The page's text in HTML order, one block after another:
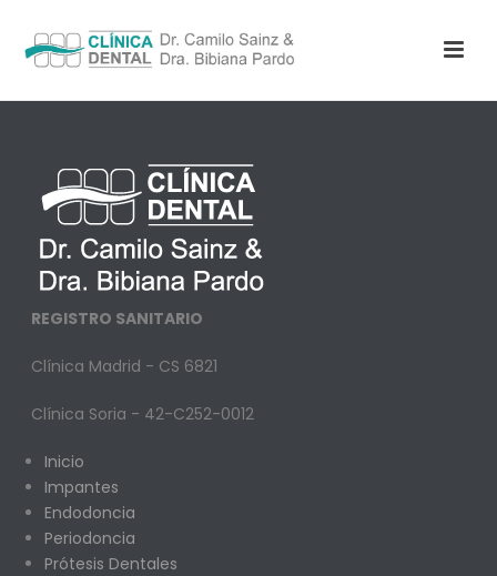
REGISTRO SANITARIO
Clínica Madrid - CS 6821
Clínica Soria - 42-C252-0012
Inicio
Impantes
Endodoncia
Periodoncia
Prótesis Dentales